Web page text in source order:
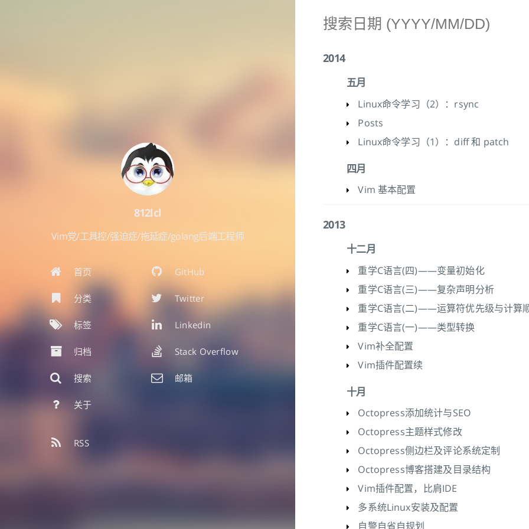
812lcl
Vim党/工具控/强迫症/拖延症/golang后端工程师
首页
分类
标签
归档
搜索
关于
GitHub
Twitter
Linkedin
Stack Overflow
邮箱
RSS
2014
五月
Linux命令学习（2）：rsync
Posts
Linux命令学习（1）：diff 和 patch
四月
Vim 基本配置
2013
十二月
重学C语言(四)——变量初始化
重学C语言(三)——复杂声明分析
重学C语言(二)——运算符优先级与计算
重学C语言(一)——类型转换
Vim补全配置
Vim插件配置续
十月
Octopress添加统计与SEO
Octopress主题样式修改
Octopress侧边栏及评论系统定制
Octopress博客搭建及目录结构
Vim插件配置，比肩IDE
多系统Linux安装及配置
自警自省自规划